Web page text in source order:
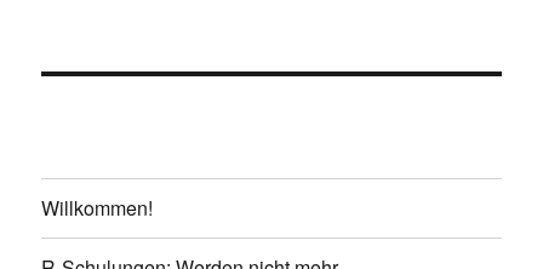
Willkommen!